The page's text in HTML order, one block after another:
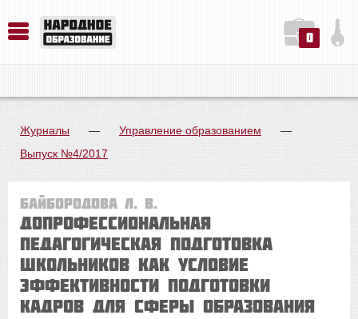
0
Журналы — Управление образованием
—
Выпуск №4/2017
Байбородова Л. В.
Допрофессиональная
педагогическая подготовка
школьников как условие
эффективности подготовки
кадров для сферы образования